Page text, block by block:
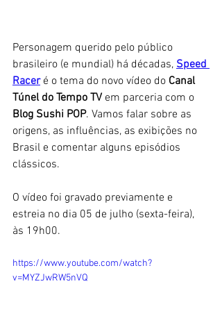
Personagem querido pelo público
brasileiro (e mundial) há décadas, Speed
Racer é o tema do novo vídeo do Canal
Túnel do Tempo TV em parceria com o
Blog Sushi POP. Vamos falar sobre as
origens, as influências, as exibições no
Brasil e comentar alguns episódios
clássicos.
O vídeo foi gravado previamente e
estreia no dia 05 de julho (sexta-feira),
às 19h00.
https://www.youtube.com/watch?
v=MYZJwRW5nVQ